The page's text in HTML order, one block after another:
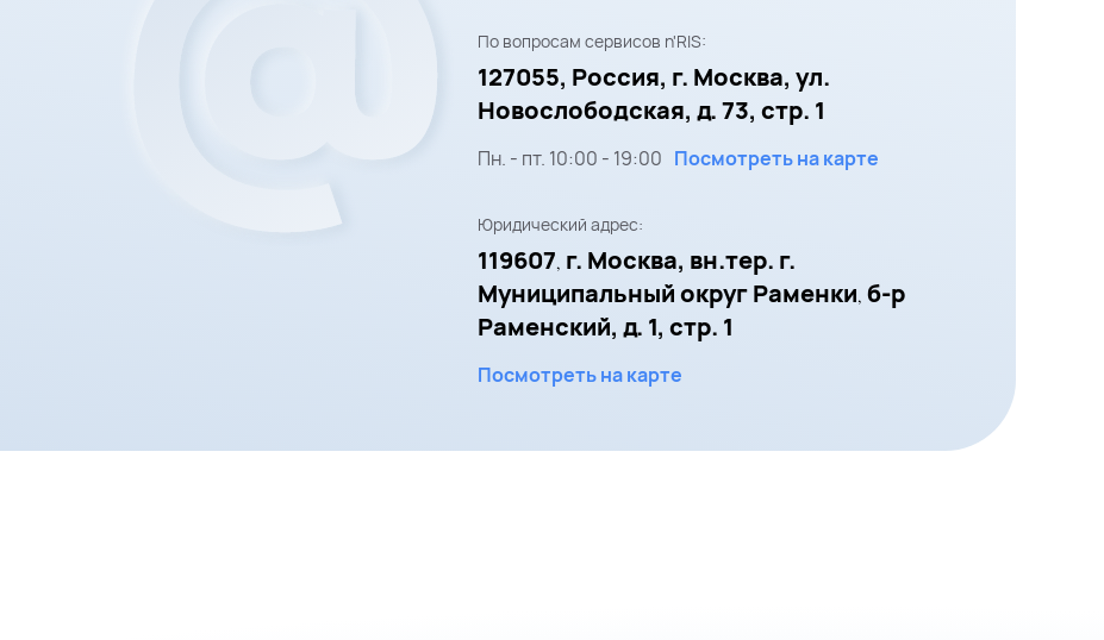
По вопросам сервисов n'RIS:
127055, Россия, г. Москва, ул.
Новослободская, д. 73, стр. 1
Пн. - пт. 10:00 - 19:00 Посмотреть на карте
Юридический адрес:
119607, г. Москва, вн.тер. г.
Муниципальный округ Раменки, б-р
Раменский, д. 1, стр. 1
Посмотреть на карте